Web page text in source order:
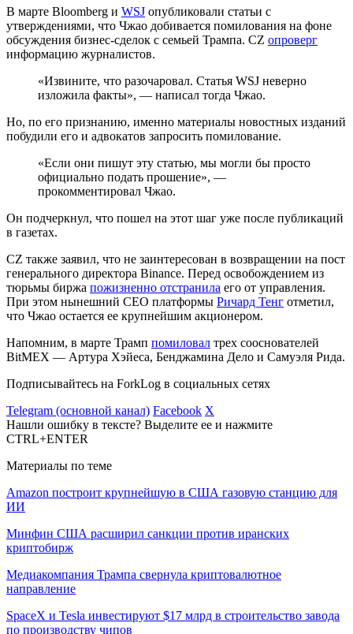
В марте Bloomberg и WSJ опубликовали статьи с
утверждениями, что Чжао добивается помилования на фоне
обсуждения бизнес-сделок с семьей Трампа. CZ опроверг
информацию журналистов.
«Извините, что разочаровал. Статья WSJ неверно
изложила факты», — написал тогда Чжао.
Но, по его признанию, именно материалы новостных изданий
побудили его и адвокатов запросить помилование.
«Если они пишут эту статью, мы могли бы просто
официально подать прошение», —
прокомментировал Чжао.
Он подчеркнул, что пошел на этот шаг уже после публикаций
в газетах.
CZ также заявил, что не заинтересован в возвращении на пост
генерального директора Binance. Перед освобождением из
тюрьмы биржа пожизненно отстранила его от управления.
При этом нынешний CEO платформы Ричард Тенг отметил,
что Чжао остается ее крупнейшим акционером.
Напомним, в марте Трамп помиловал трех сооснователей
BitMEX — Артура Хэйеса, Бенджамина Дело и Самуэля Рида.
Подписывайтесь на ForkLog в социальных сетях
Telegram (основной канал) Facebook X
Нашли ошибку в тексте? Выделите ее и нажмите
CTRL+ENTER
Материалы по теме
Amazon построит крупнейшую в США газовую станцию для
ИИ
Минфин США расширил санкции против иранских
криптобирж
Медиакомпания Трампа свернула криптовалютное
направление
SpaceX и Tesla инвестируют $17 млрд в строительство завода
по производству чипов